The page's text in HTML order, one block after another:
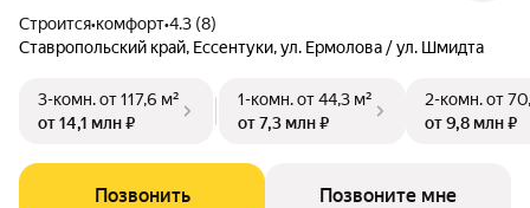
Строится•комфорт•4.3 (8)
Ставропольский край, Ессентуки, ул. Ермолова / ул. Шмидта
3-комн.от 117,6 м²
от 14,1 млн ₽
1-комн.от 44,3 м²
от 7,3 млн ₽
2-комн.от
от 9,8 млн ₽
Позвонить Позвоните мне